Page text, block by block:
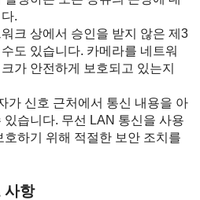
.
크 상에서 승인을 받지 않은 제3
도 있습니다. 카메라를 네트워
가 안전하게 보호되고 있는지
가 신호 근처에서 통신 내용을 아
있습니다. 무선 LAN 통신을 사용
호하기 위해 적절한 보안 조치를
사항